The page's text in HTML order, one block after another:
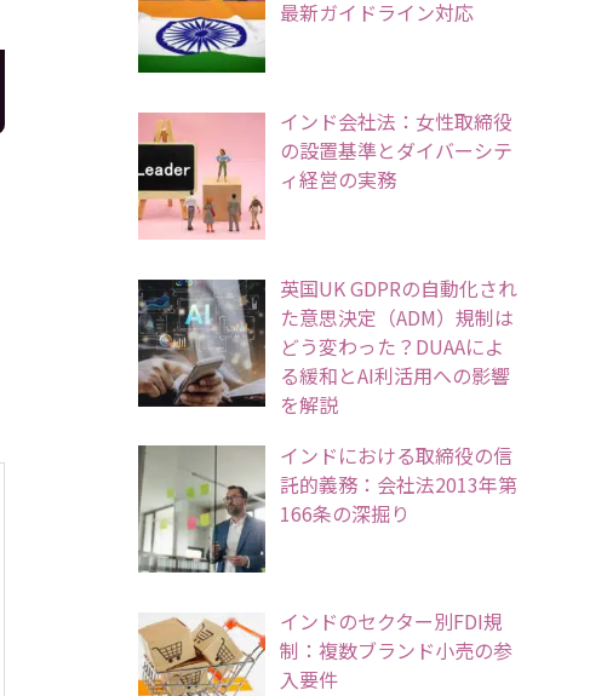
最新ガイドライン対応
インド会社法：女性取締役
の設置基準とダイバーシテ
ィ経営の実務
英国UK GDPRの自動化され
た意思決定（ADM）規制は
どう変わった？DUAAによ
る緩和とAI利活用への影響
を解説
インドにおける取締役の信
託的義務：会社法2013年第
166条の深掘り
インドのセクター別FDI規
制：複数ブランド小売の参
入要件